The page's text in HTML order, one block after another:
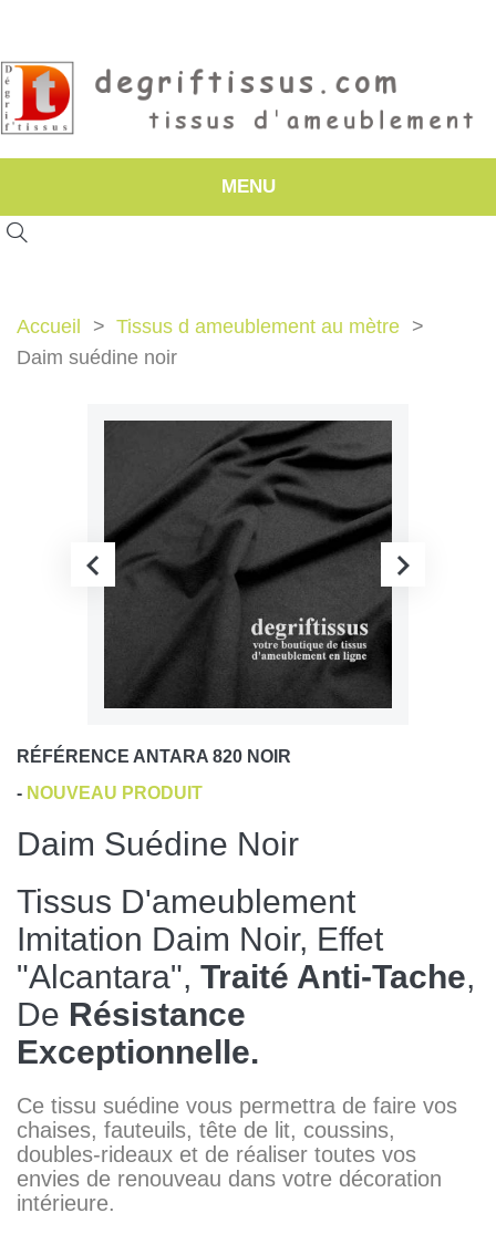
MENU
Accueil
Tissus d ameublement au mètre
Daim suédine noir
RÉFÉRENCE ANTARA 820 NOIR
- NOUVEAU PRODUIT
Daim Suédine Noir
Tissus D'ameublement
Imitation Daim Noir, Effet
"Alcantara", Traité Anti-Tache,
De Résistance
Exceptionnelle.
Ce tissu suédine vous permettra de faire vos
chaises, fauteuils, tête de lit, coussins,
doubles-rideaux et de réaliser toutes vos
envies de renouveau dans votre décoration
intérieure.